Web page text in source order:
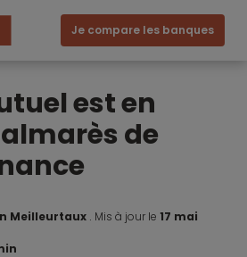
Je compare les banques
est en
de
Meilleurtaux . Mis à jour le 17 mai